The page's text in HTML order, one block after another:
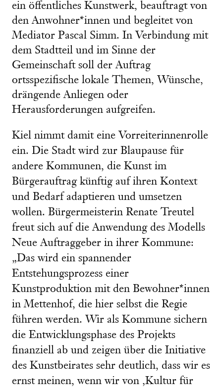
ein öffentliches Kunstwerk, beauftragt von
den Anwohner*innen und begleitet von
Mediator Pascal Simm. In Verbindung mit
dem Stadtteil und im Sinne der
Gemeinschaft soll der Auftrag
ortsspezifische lokale Themen, Wünsche,
drängende Anliegen oder
Herausforderungen aufgreifen.
Kiel nimmt damit eine Vorreiterinnenrolle
ein. Die Stadt wird zur Blaupause für
andere Kommunen, die Kunst im
Bürgerauftrag künftig auf ihren Kontext
und Bedarf adaptieren und umsetzen
wollen. Bürgermeisterin Renate Treutel
freut sich auf die Anwendung des Modells
Neue Auftraggeber in ihrer Kommune:
„Das wird ein spannender
Entstehungsprozess einer
Kunstproduktion mit den Bewohner*innen
in Mettenhof, die hier selbst die Regie
führen werden. Wir als Kommune sichern
die Entwicklungsphase des Projekts
finanziell ab und zeigen über die Initiative
des Kunstbeirates sehr deutlich, dass wir es
ernst meinen, wenn wir von ‚Kultur für